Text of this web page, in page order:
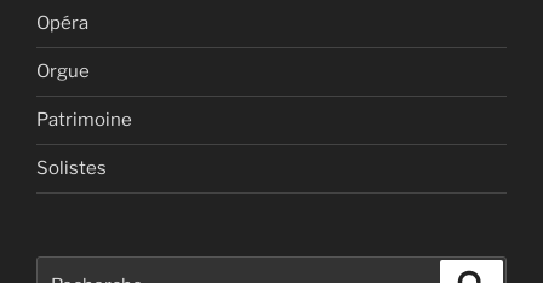
Opéra
Orgue
Patrimoine
Solistes